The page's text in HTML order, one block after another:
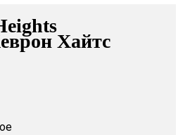
Хайтс